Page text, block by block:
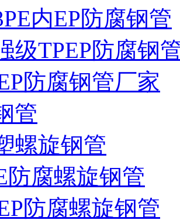
内EP防腐钢管
级TPEP防腐钢
防腐钢管厂家
管
螺旋钢管
防腐螺旋钢管
防腐螺旋钢管